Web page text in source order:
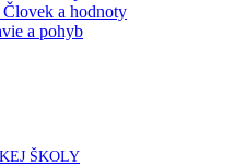
a hodnoty
a pohyb
ŠKOLY